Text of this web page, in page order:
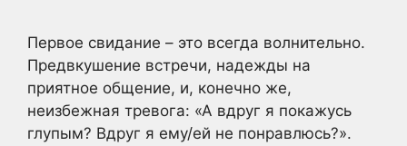
Первое свидание – это всегда волнительно.
Предвкушение встречи, надежды на
приятное общение, и, конечно же,
неизбежная тревога: «А вдруг я покажусь
глупым? Вдруг я ему/ей не понравлюсь?».